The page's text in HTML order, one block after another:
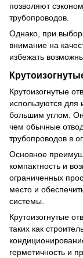
позволяют
трубопроводов.
Однако, при
внимание на
избежать
Крутоизогнутые
используются для
большим углом.
чем обычные
трубопроводов в
Основное
компактность и
ограниченных
место и
системы.
Крутоизогнутые
таких как
герметичность и